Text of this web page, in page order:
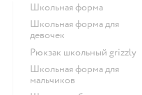
Школьная форма
Школьная форма для
девочек
Рюкзак школьный grizzly
Школьная форма для
мальчиков